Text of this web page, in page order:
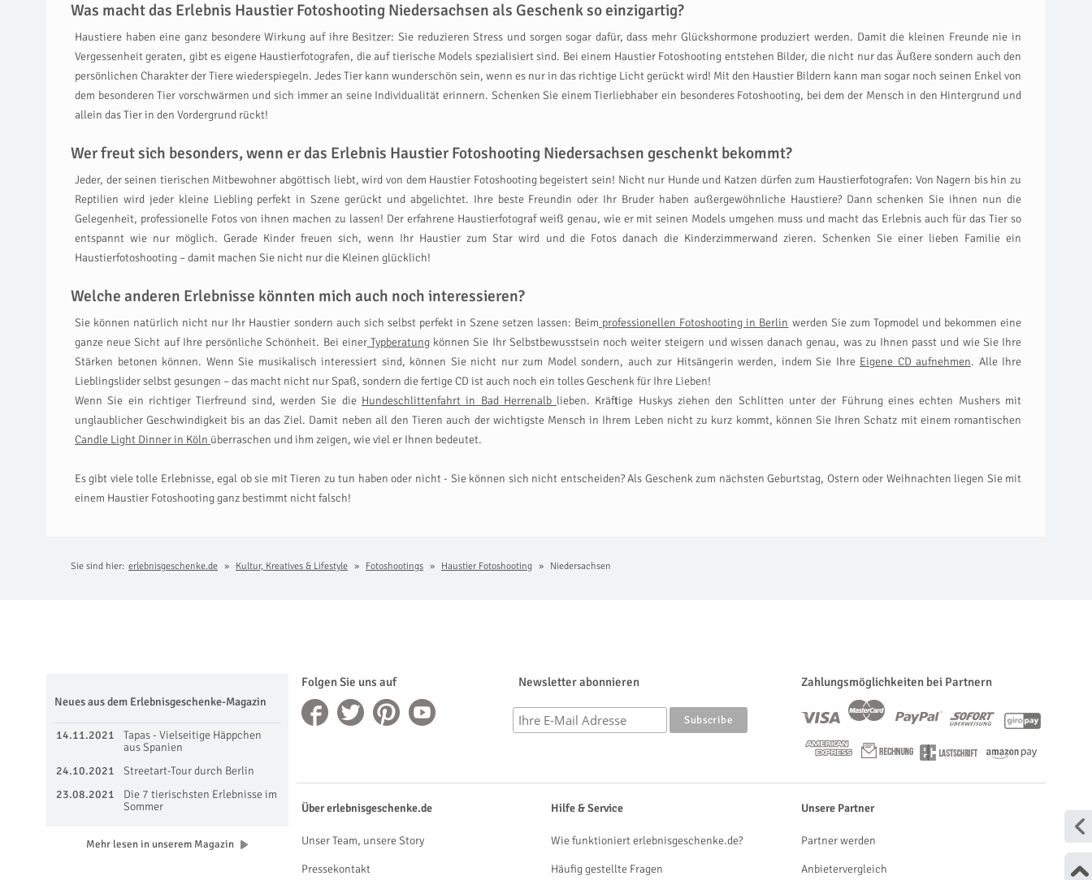
Was macht das Erlebnis Haustier Fotoshooting Niedersachsen als Geschenk so einzigartig?
Haustiere haben eine ganz besondere Wirkung auf ihre Besitzer: Sie reduzieren Stress und sorgen sogar dafür, dass mehr Glückshormone produziert werden. Damit die kleinen Freunde nie in
Vergessenheit geraten, gibt es eigene Haustierfotografen, die auf tierische Models spezialisiert sind. Bei einem Haustier Fotoshooting entstehen Bilder, die nicht nur das Äußere sondern auch den
persönlichen Charakter der Tiere wiederspiegeln. Jedes Tier kann wunderschön sein, wenn es nur in das richtige Licht gerückt wird! Mit den Haustier Bildern kann man sogar noch seinen Enkel von
dem besonderen Tier vorschwärmen und sich immer an seine Individualität erinnern. Schenken Sie einem Tierliebhaber ein besonderes Fotoshooting, bei dem der Mensch in den Hintergrund und
allein das Tier in den Vordergrund rückt!
Wer freut sich besonders, wenn er das Erlebnis Haustier Fotoshooting Niedersachsen geschenkt bekommt?
Jeder, der seinen tierischen Mitbewohner abgöttisch liebt, wird von dem Haustier Fotoshooting begeistert sein! Nicht nur Hunde und Katzen dürfen zum Haustierfotografen: Von Nagern bis hin zu
Reptilien wird jeder kleine Liebling perfekt in Szene gerückt und abgelichtet. Ihre beste Freundin oder Ihr Bruder haben außergewöhnliche Haustiere? Dann schenken Sie ihnen nun die
Gelegenheit, professionelle Fotos von ihnen machen zu lassen! Der erfahrene Haustierfotograf weiß genau, wie er mit seinen Models umgehen muss und macht das Erlebnis auch für das Tier so
entspannt wie nur möglich. Gerade Kinder freuen sich, wenn Ihr Haustier zum Star wird und die Fotos danach die Kinderzimmerwand zieren. Schenken Sie einer lieben Familie ein
Haustierfotoshooting – damit machen Sie nicht nur die Kleinen glücklich!
Welche anderen Erlebnisse könnten mich auch noch interessieren?
Sie können natürlich nicht nur Ihr Haustier sondern auch sich selbst perfekt in Szene setzen lassen: Beim professionellen Fotoshooting in Berlin werden Sie zum Topmodel und bekommen eine
ganze neue Sicht auf Ihre persönliche Schönheit. Bei einerTypberatungkönnen Sie Ihr Selbstbewusstsein noch weiter steigern und wissen danach genau, was zu Ihnen passt und wie Sie Ihre
Stärken betonen können. Wenn Sie musikalisch interessiert sind, können Sie nicht nur zum Model sondern, auch zur Hitsängerin werden, indem Sie Ihre Eigene CD aufnehmen. Alle Ihre
Lieblingslider selbst gesungen – das macht nicht nur Spaß, sondern die fertige CD ist auch noch ein tolles Geschenk für Ihre Lieben!
Wenn Sie ein richtiger Tierfreund sind, werden Sie die Hundeschlittenfahrt in Bad Herrenalb lieben. Kräftige Huskys ziehen den Schlitten unter der Führung eines echten Mushers mit
unglaublicher Geschwindigkeit bis an das Ziel. Damit neben all den Tieren auch der wichtigste Mensch in Ihrem Leben nicht zu kurz kommt, können Sie Ihren Schatz mit einem romantischen
Candle Light Dinner in Köln überraschen und ihm zeigen, wie viel er Ihnen bedeutet.
Es gibt viele tolle Erlebnisse, egal ob sie mit Tieren zu tun haben oder nicht - Sie können sich nicht entscheiden? Als Geschenk zum nächsten Geburtstag, Ostern oder Weihnachten liegen Sie mit
einem Haustier Fotoshooting ganz bestimmt nicht falsch!
Sie sind hier: erlebnisgeschenke.de Kultur, Kreatives & Lifestyle Fotoshootings Haustier Fotoshooting Niedersachsen
Folgen Sie uns auf Newsletter abonnieren Zahlungsmöglichkeiten bei Partnern
Neues aus dem Erlebnisgeschenke-Magazin
14.11.2021
Tapas - Vielseitige Häppchen
aus Spanien
24.10.2021
Streetart-Tour durch Berlin
23.08.2021
Die 7 tierischsten Erlebnisse im
Sommer
Mehr lesen in unserem Magazin
Über erlebnisgeschenke.de
Unser Team, unsere Story
Pressekontakt
Hilfe & Service
Wie funktioniert erlebnisgeschenke.de?
Häufig gestellte Fragen
Unsere Partner
Partner werden
Anbietervergleich